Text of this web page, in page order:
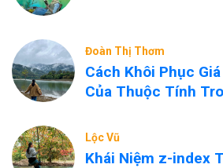
Đoàn Thị Thơm
Cách Khôi Phục
Của Thuộc Tính
Lộc Vũ
Khái Niệm z-index